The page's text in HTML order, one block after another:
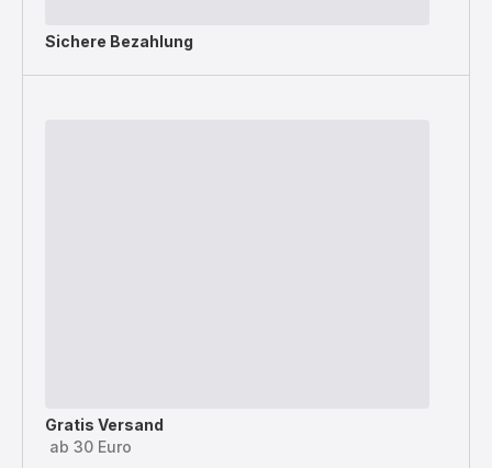
Sichere Bezahlung
Gratis Versand
ab 30 Euro